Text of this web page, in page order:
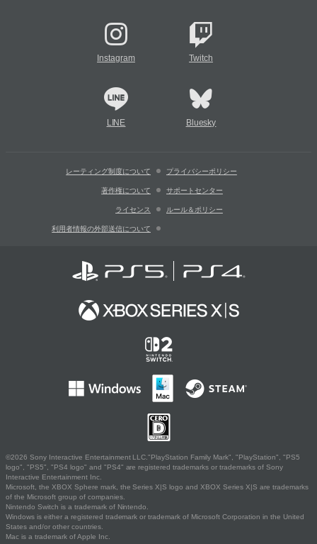
Instagram Twitch
LINE Bluesky
レーティング制度について プライバシーポリシー
著作権について サポートセンター
ライセンス ルール＆ポリシー
利用者情報の外部送信について
©2026 Sony Interactive Entertainment LLC."PlayStation Family Mark", "PlayStation", "PS5
logo", "PS5", "PS4 logo" and "PS4" are registered trademarks or trademarks of Sony
Interactive Entertainment Inc.
Microsoft, the XBOX Sphere mark, the Series X|S logo and XBOX Series X|S are trademarks
of the Microsoft group of companies.
Nintendo Switch is a trademark of Nintendo.
Windows is either a registered trademark or trademark of Microsoft Corporation in the United
States and/or other countries.
Mac is a trademark of Apple Inc.